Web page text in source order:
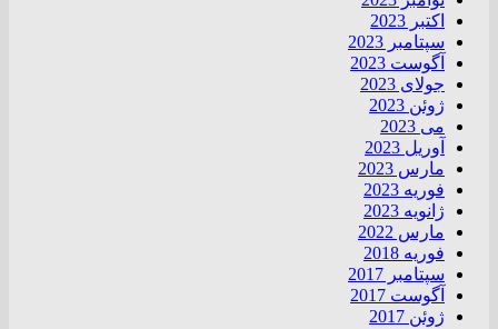
اکتبر 2023
سپتامبر 2023
آگوست 2023
جولای 2023
ژوئن 2023
می 2023
آوریل 2023
مارس 2023
فوریه 2023
ژانویه 2023
مارس 2022
فوریه 2018
سپتامبر 2017
آگوست 2017
ژوئن 2017